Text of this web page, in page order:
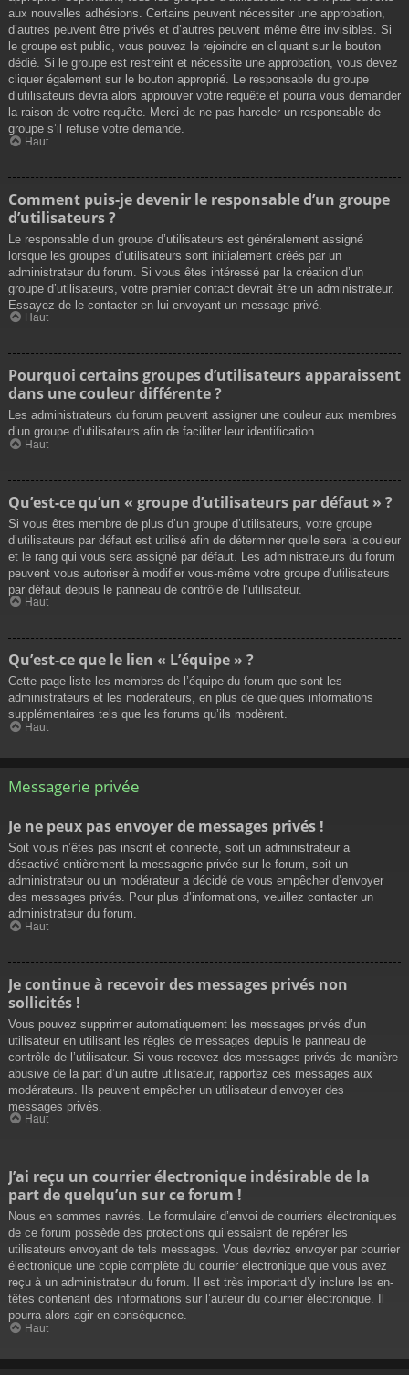
aux nouvelles adhésions. Certains peuvent nécessiter une approbation,
d’autres peuvent être privés et d’autres peuvent même être invisibles. Si
le groupe est public, vous pouvez le rejoindre en cliquant sur le bouton
dédié. Si le groupe est restreint et nécessite une approbation, vous devez
cliquer également sur le bouton approprié. Le responsable du groupe
d’utilisateurs devra alors approuver votre requête et pourra vous demander
la raison de votre requête. Merci de ne pas harceler un responsable de
groupe s’il refuse votre demande.
Haut
Comment puis-je devenir le responsable d’un groupe
d’utilisateurs ?
Le responsable d’un groupe d’utilisateurs est généralement assigné
lorsque les groupes d’utilisateurs sont initialement créés par un
administrateur du forum. Si vous êtes intéressé par la création d’un
groupe d’utilisateurs, votre premier contact devrait être un administrateur.
Essayez de le contacter en lui envoyant un message privé.
Haut
Pourquoi certains groupes d’utilisateurs apparaissent
dans une couleur différente ?
Les administrateurs du forum peuvent assigner une couleur aux membres
d’un groupe d’utilisateurs afin de faciliter leur identification.
Haut
Qu’est-ce qu’un « groupe d’utilisateurs par défaut » ?
Si vous êtes membre de plus d’un groupe d’utilisateurs, votre groupe
d’utilisateurs par défaut est utilisé afin de déterminer quelle sera la couleur
et le rang qui vous sera assigné par défaut. Les administrateurs du forum
peuvent vous autoriser à modifier vous-même votre groupe d’utilisateurs
par défaut depuis le panneau de contrôle de l’utilisateur.
Haut
Qu’est-ce que le lien « L’équipe » ?
Cette page liste les membres de l’équipe du forum que sont les
administrateurs et les modérateurs, en plus de quelques informations
supplémentaires tels que les forums qu’ils modèrent.
Haut
Messagerie privée
Je ne peux pas envoyer de messages privés !
Soit vous n’êtes pas inscrit et connecté, soit un administrateur a
désactivé entièrement la messagerie privée sur le forum, soit un
administrateur ou un modérateur a décidé de vous empêcher d’envoyer
des messages privés. Pour plus d’informations, veuillez contacter un
administrateur du forum.
Haut
Je continue à recevoir des messages privés non
sollicités !
Vous pouvez supprimer automatiquement les messages privés d’un
utilisateur en utilisant les règles de messages depuis le panneau de
contrôle de l’utilisateur. Si vous recevez des messages privés de manière
abusive de la part d’un autre utilisateur, rapportez ces messages aux
modérateurs. Ils peuvent empêcher un utilisateur d’envoyer des
messages privés.
Haut
J’ai reçu un courrier électronique indésirable de la
part de quelqu’un sur ce forum !
Nous en sommes navrés. Le formulaire d’envoi de courriers électroniques
de ce forum possède des protections qui essaient de repérer les
utilisateurs envoyant de tels messages. Vous devriez envoyer par courrier
électronique une copie complète du courrier électronique que vous avez
reçu à un administrateur du forum. Il est très important d’y inclure les en-
têtes contenant des informations sur l’auteur du courrier électronique. Il
pourra alors agir en conséquence.
Haut